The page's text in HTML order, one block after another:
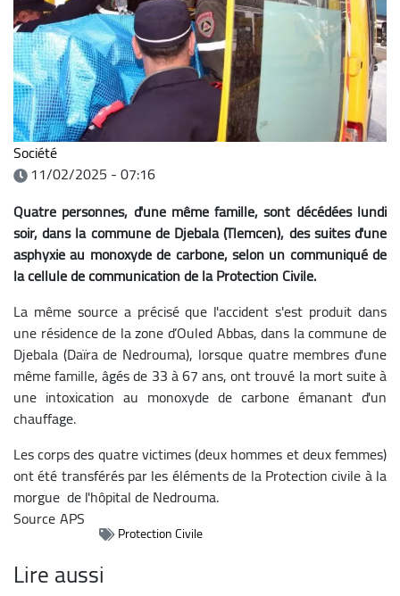
Société
11/02/2025 - 07:16
Quatre personnes, d'une même famille, sont décédées lundi
soir, dans la commune de Djebala (Tlemcen), des suites d'une
asphyxie au monoxyde de carbone, selon un communiqué de
la cellule de communication de la Protection Civile.
La même source a précisé que l'accident s'est produit dans
une résidence de la zone d’Ouled Abbas, dans la commune de
Djebala (Daïra de Nedrouma), lorsque quatre membres d'une
même famille, âgés de 33 à 67 ans, ont trouvé la mort suite à
une intoxication au monoxyde de carbone émanant d'un
chauffage.
Les corps des quatre victimes (deux hommes et deux femmes)
ont été transférés par les éléments de la Protection civile à la
morgue de l'hôpital de Nedrouma.
SourceAPS
Protection Civile
Lire aussi